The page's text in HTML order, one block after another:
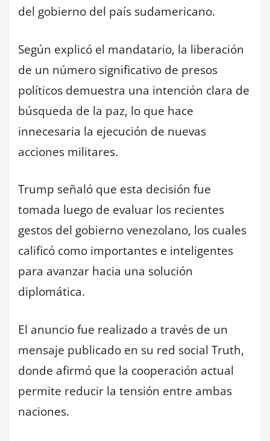
del gobierno del país sudamericano.
Según explicó el mandatario, la liberación
de un número significativo de presos
políticos demuestra una intención clara de
búsqueda de la paz, lo que hace
innecesaria la ejecución de nuevas
acciones militares.
Trump señaló que esta decisión fue
tomada luego de evaluar los recientes
gestos del gobierno venezolano, los cuales
calificó como importantes e inteligentes
para avanzar hacia una solución
diplomática.
El anuncio fue realizado a través de un
mensaje publicado en su red social Truth,
donde afirmó que la cooperación actual
permite reducir la tensión entre ambas
naciones.